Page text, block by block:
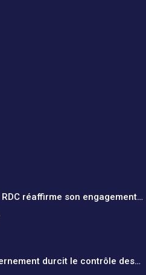
RDC réaffirme son engagement…
durcit le contrôle des…